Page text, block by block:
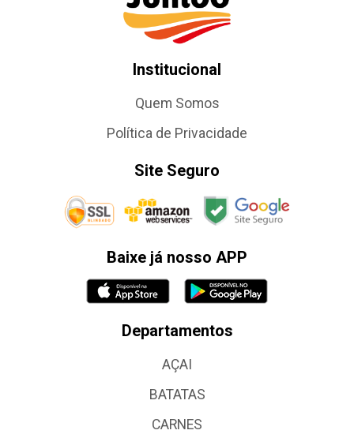
Institucional
Quem Somos
Política de Privacidade
Site Seguro
Baixe já nosso APP
Departamentos
AÇAI
BATATAS
CARNES